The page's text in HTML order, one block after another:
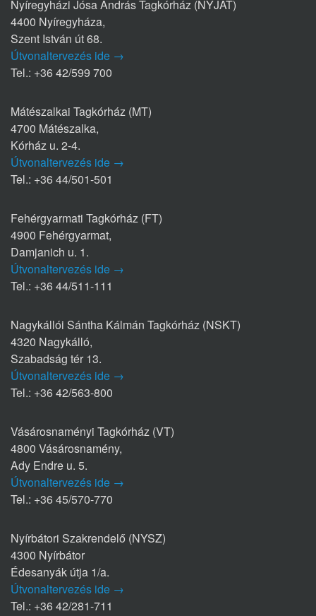
Nyíregyházi Jósa András Tagkórház (NYJAT)
4400 Nyíregyháza,
Szent István út 68.
Útvonaltervezés ide →
Tel.: +36 42/599 700
Mátészalkai Tagkórház (MT)
4700 Mátészalka,
Kórház u. 2-4.
Útvonaltervezés ide →
Tel.: +36 44/501-501
Fehérgyarmati Tagkórház (FT)
4900 Fehérgyarmat,
Damjanich u. 1.
Útvonaltervezés ide →
Tel.: +36 44/511-111
Nagykállói Sántha Kálmán Tagkórház (NSKT)
4320 Nagykálló,
Szabadság tér 13.
Útvonaltervezés ide →
Tel.: +36 42/563-800
Vásárosnaményi Tagkórház (VT)
4800 Vásárosnamény,
Ady Endre u. 5.
Útvonaltervezés ide →
Tel.: +36 45/570-770
Nyírbátori Szakrendelő (NYSZ)
4300 Nyírbátor
Édesanyák útja 1/a.
Útvonaltervezés ide →
Tel.: +36 42/281-711